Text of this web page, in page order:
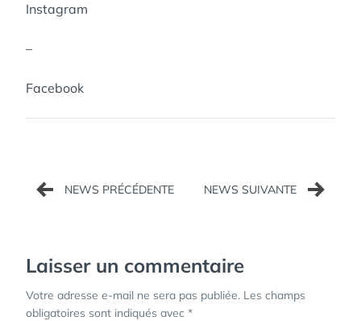
Instagram
–
Facebook
Navigation
de
Laisser un commentaire
Votre adresse e-mail ne sera pas publiée. Les champs
obligatoires sont indiqués avec *